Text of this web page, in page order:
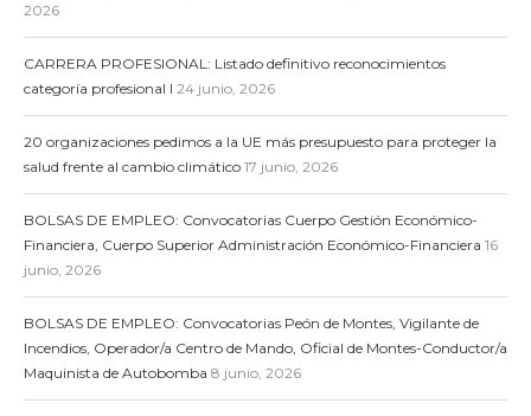
2026
CARRERA PROFESIONAL: Listado definitivo reconocimientos
categoría profesional I 24 junio, 2026
20 organizaciones pedimos a la UE más presupuesto para proteger la
salud frente al cambio climático 17 junio, 2026
BOLSAS DE EMPLEO: Convocatorias Cuerpo Gestión Económico-
Financiera, Cuerpo Superior Administración Económico-Financiera 16
junio, 2026
BOLSAS DE EMPLEO: Convocatorias Peón de Montes, Vigilante de
Incendios, Operador/a Centro de Mando, Oficial de Montes-Conductor/a
Maquinista de Autobomba 8 junio, 2026